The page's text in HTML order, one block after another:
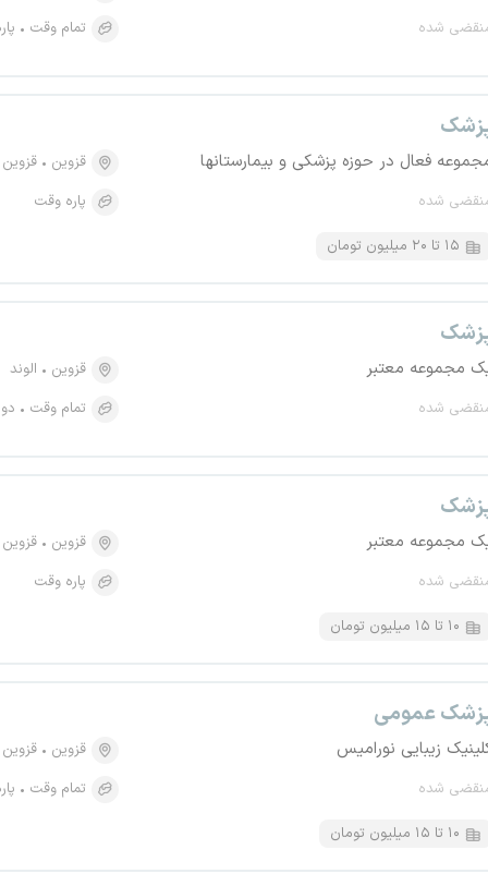
شده
تمام وقت
فعال در حوزه پزشکی و بیمارستانها
شده
قزوین
قزوین
پاره وقت
۱۵ تا ۲۰ میلیون تومان
مجموعه معتبر
شده
قزوین
الوند
تمام وقت
مجموعه معتبر
شده
قزوین
قزوین
پاره وقت
۱۰ تا ۱۵ میلیون تومان
عمومی
زیبایی نورامیس
شده
قزوین
قزوین
تمام وقت
۱۰ تا ۱۵ میلیون تومان